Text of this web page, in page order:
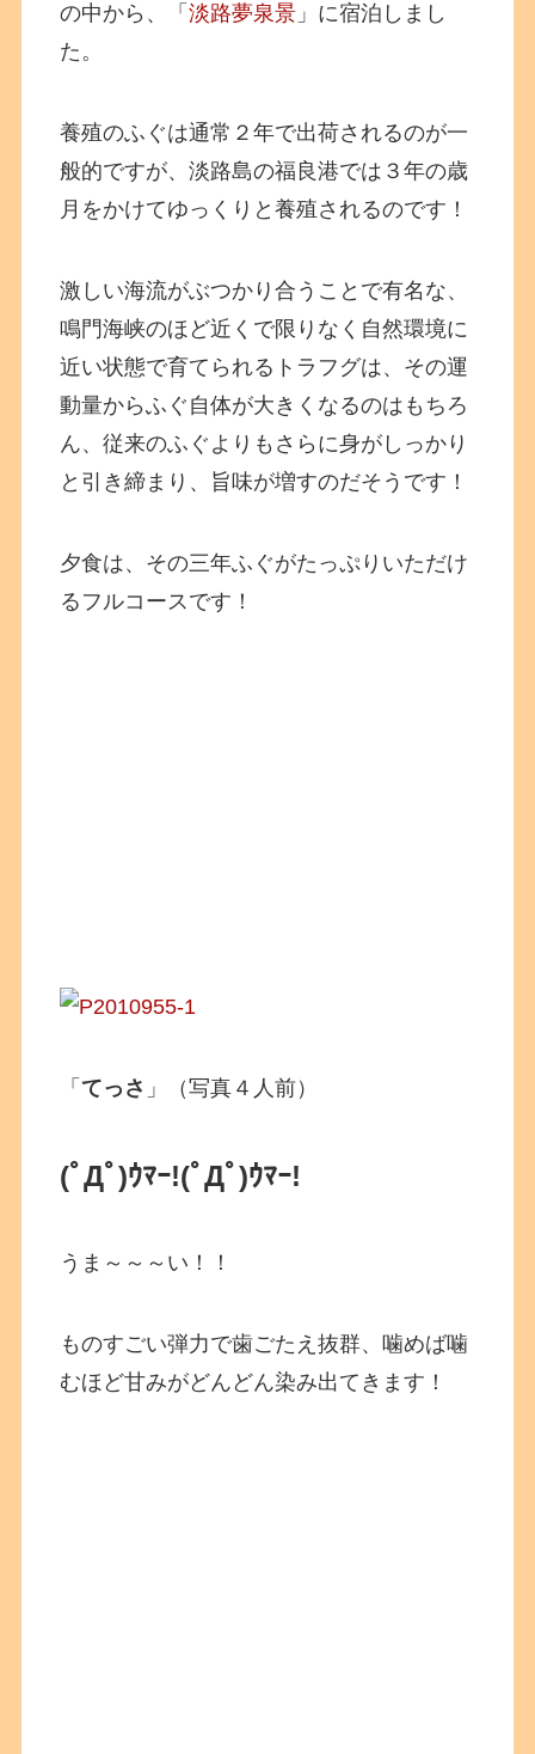
の中から、「淡路夢泉景 」に宿泊しまし
た。
養殖のふぐは通常２年で出荷されるのが一
般的ですが、淡路島の福良港では３年の歳
月をかけてゆっくりと養殖されるのです！
激しい海流がぶつかり合うことで有名な、
鳴門海峡のほど近くで限りなく自然環境に
近い状態で育てられるトラフグは、その運
動量からふぐ自体が大きくなるのはもちろ
ん、従来のふぐよりもさらに身がしっかり
と引き締まり、旨味が増すのだそうです！
夕食は、その三年ふぐがたっぷりいただけ
るフルコースです！
「てっさ 」（写真４人前）
(ﾟДﾟ)ｳﾏｰ!(ﾟДﾟ)ｳﾏｰ!
うま～～～い！！
ものすごい弾力で歯ごたえ抜群、噛めば噛
むほど甘みがどんどん染み出てきます！